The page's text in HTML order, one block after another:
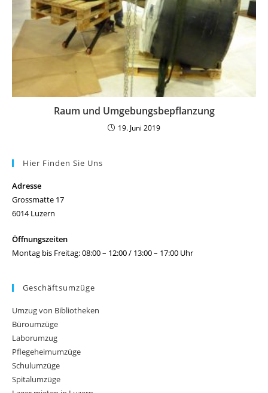
Raum und Umgebungsbepflanzung
19. Juni 2019
Hier Finden Sie Uns
Adresse
Grossmatte 17
6014 Luzern
Öffnungszeiten
Montag bis Freitag: 08:00 – 12:00 / 13:00 – 17:00 Uhr
Geschäftsumzüge
Umzug von Bibliotheken
Büroumzüge
Laborumzug
Pflegeheimumzüge
Schulumzüge
Spitalumzüge